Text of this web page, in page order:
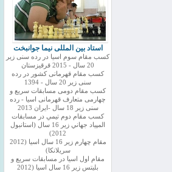
استاد بین المللی نیما جوانبخت
کسب مقام سوم اسیا در رده سنی زیر
20 سال - 2015 قرقیزستان
کسب مقام قهرمانی کشور در رده
سنی زیر 20 سال - 1394
کسب مقام دومی مسابقات سریع و
چهارمی متعارف قهرمانی اسیا - رده
سنی زیر 18 سال -ایران 2013
كسب مقام دوم تيمي در مسابقات
المپياد جهاني زير 16 سال (استانبول
2012)
مقام چهارم زير 16 سال اسيا (2012
سريلانكا)
مقام اول اسيا در مسابقات سريع و
بليتس زير 16 سال اسيا (2012